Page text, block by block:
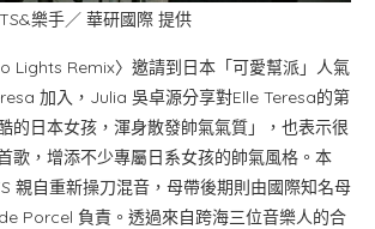
樂手／ 華研國際 提供
Lights Remix〉邀請到日本「可愛幫派」人氣
加入，Julia 吳卓源分享對Elle Teresa的第
的日本女孩，渾身散發帥氣氣質」，也表示很
歌，增添不少專屬日系女孩的帥氣風格。本
親自重新操刀混音，母帶後期則由國際知名母
Porcel 負責。透過來自跨海三位音樂人的合